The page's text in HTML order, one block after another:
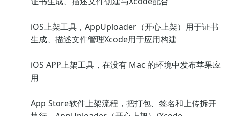
iOS上架工具，AppUploader（开心上架）用于证书
生成、描述文件管理Xcode用于应用构建
iOS APP上架工具，在没有 Mac 的环境中发布苹果应
用
App Store软件上架流程，把打包、签名和上传拆开